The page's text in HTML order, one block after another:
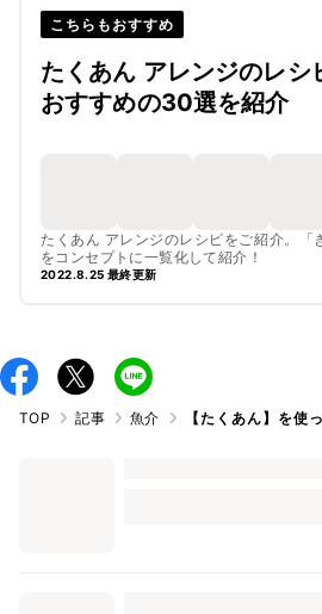
こちらもおすすめ
たくあん アレンジのレシ
おすすめの30選を紹介
たくあん アレンジのレシピをご紹介。「
をコンセプトに一覧化して紹介！
2022.8.25 最終更新
TOP 記事 魚介 【たくあん】を使